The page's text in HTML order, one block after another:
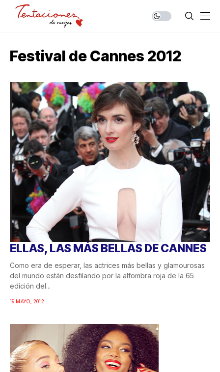
Festival de Cannes 2012
ELLAS, LAS MÁS BELLAS DE CANNES
Como era de esperar, las actrices más bellas y glamourosas
del mundo están desfilando por la alfombra roja de la 65
edición del...
19 MAYO, 2012